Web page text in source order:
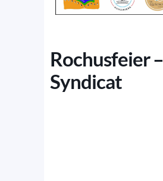
Rochusfeier –
Syndicat